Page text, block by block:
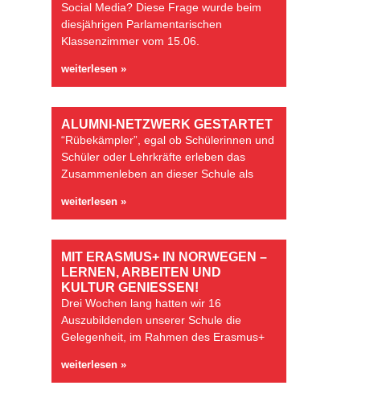
Social Media? Diese Frage wurde beim
diesjährigen Parlamentarischen
Klassenzimmer vom 15.06.
weiterlesen »
ALUMNI-NETZWERK GESTARTET
“Rübekämpler”, egal ob Schülerinnen und
Schüler oder Lehrkräfte erleben das
Zusammenleben an dieser Schule als
weiterlesen »
MIT ERASMUS+ IN NORWEGEN –
LERNEN, ARBEITEN UND
KULTUR GENIESSEN!
Drei Wochen lang hatten wir 16
Auszubildenden unserer Schule die
Gelegenheit, im Rahmen des Erasmus+
weiterlesen »